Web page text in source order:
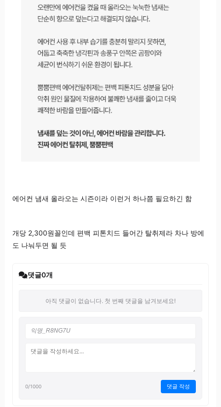
에어컨 냄새 올라오는 시즌이라 이런거 하나쯤 필요하긴 함
개당 2,300원꼴인데 편백 피톤치드 들어간 탈취제라 차나 방에
도 나눠두면 될 듯
댓글0개
아직 댓글이 없습니다. 첫 번째 댓글을 남겨보세요!
0/1000 댓글 작성